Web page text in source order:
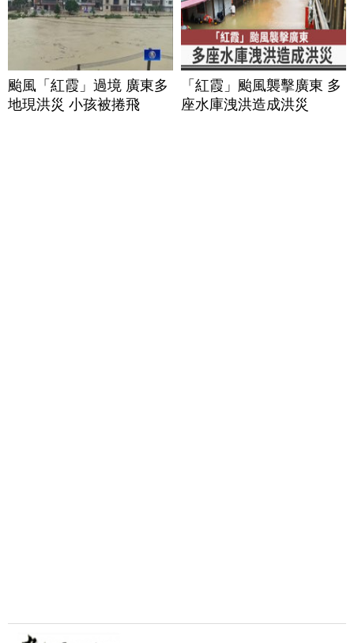
颱風「紅霞」過境 廣東多
地現洪災 小孩被捲飛
「紅霞」颱風襲擊廣東 多
座水庫洩洪造成洪災